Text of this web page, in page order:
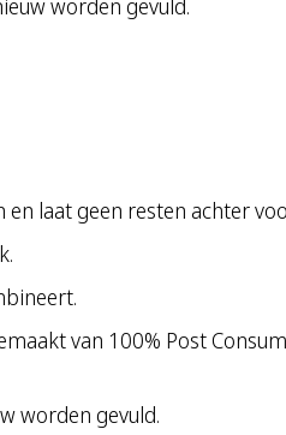
worden gevuld.
laat geen resten achter
van 100% Post
worden gevuld.